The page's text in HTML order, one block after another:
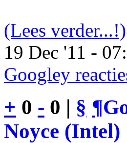
(Lees verder...!)
19 Dec '11 -
Googley
+ 0 - 0 | § ¶
Noyce (Intel)